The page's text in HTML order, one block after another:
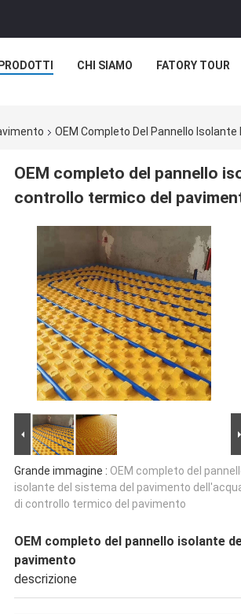
PRODOTTI CHI SIAMO FATORY TOUR
OEM Completo Del Pannello
OEM completo del pannello
controllo termico del
Grande immagine : OEM completo del
isolante del sistema del pavimento
di controllo termico del pavimento
OEM completo del pannello isolante
pavimento
descrizione